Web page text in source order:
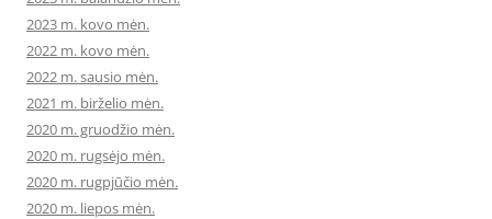
2023 m. kovo mėn.
2022 m. kovo mėn.
2022 m. sausio mėn.
2021 m. birželio mėn.
2020 m. gruodžio mėn.
2020 m. rugsėjo mėn.
2020 m. rugpjūčio mėn.
2020 m. liepos mėn.